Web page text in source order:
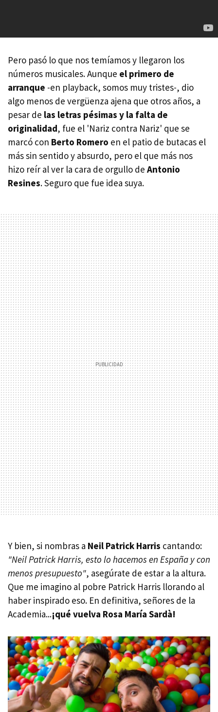
Pero pasó lo que nos temíamos y llegaron los
números musicales. Aunque el primero de
arranque -en playback, somos muy tristes-, dio
algo menos de vergüenza ajena que otros años, a
pesar de las letras pésimas y la falta de
originalidad, fue el 'Nariz contra Nariz' que se
marcó con Berto Romero en el patio de butacas el
más sin sentido y absurdo, pero el que más nos
hizo reír al ver la cara de orgullo de Antonio
Resines. Seguro que fue idea suya.
Y bien, si nombras a Neil Patrick Harris cantando:
"Neil Patrick Harris, esto lo hacemos en España y con
menos presupuesto", asegúrate de estar a la altura.
Que me imagino al pobre Patrick Harris llorando al
haber inspirado eso. En definitiva, señores de la
Academia...¡qué vuelva Rosa María Sardà!